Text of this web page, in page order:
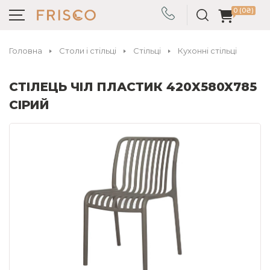
0 (0₴)
Головна Столи і стільці Стільці Кухонні стільці
СТІЛЕЦЬ ЧІЛ ПЛАСТИК 420X580X785
СІРИЙ